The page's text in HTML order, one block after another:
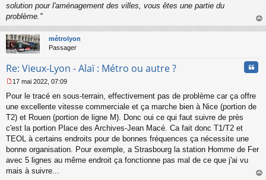
o
n
u
solution pour l'aménagement des villes, vous êtes une partie du
problème."
au
métrolyon
Passager
Re: Vieux-Lyon - Alaï : Métro ou autre ?
e
s
s
a
g
e
n
o
n
17 mai 2022, 07:09
Pour le tracé en sous-terrain, effectivement pas de problème car ça offre
une excellente vitesse commerciale et ça marche bien à Nice (portion de
T2) et Rouen (portion de ligne M). Donc oui ce qui faut suivre de près
c'est la portion Place des Archives-Jean Macé. Ca fait donc T1/T2 et
TEOL à certains endroits pour de bonnes fréquences ça nécessite une
bonne organisation. Pour exemple, a Strasbourg la station Homme de Fer
avec 5 lignes au même endroit ça fonctionne pas mal de ce que j'ai vu
mais à suivre...